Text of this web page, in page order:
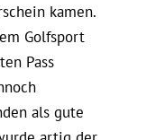
kamen.
Golfsport
Pass
als gute